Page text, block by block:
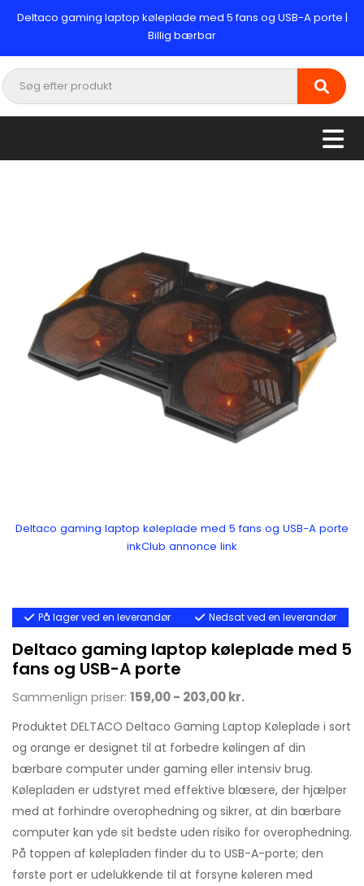
Deltaco gaming laptop køleplade med 5 fans og USB-A porte |
Billig bærbar
Deltaco gaming laptop køleplade med 5 fans og USB-A porte
inkClub annonce link
På lager ved en leverandør Nedsat ved en leverandør
Deltaco gaming laptop køleplade med 5
fans og USB-A porte
Sammenlign priser: 159,00 - 203,00 kr.
Produktet DELTACO Deltaco Gaming Laptop Køleplade i sort
og orange er designet til at forbedre kølingen af din
bærbare computer under gaming eller intensiv brug.
Kølepladen er udstyret med effektive blæsere, der hjælper
med at forhindre overophedning og sikrer, at din bærbare
computer kan yde sit bedste uden risiko for overophedning.
På toppen af kølepladen finder du to USB-A-porte; den
første port er udelukkende til at forsyne køleren med